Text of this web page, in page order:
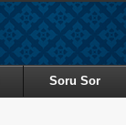
Soru Sor